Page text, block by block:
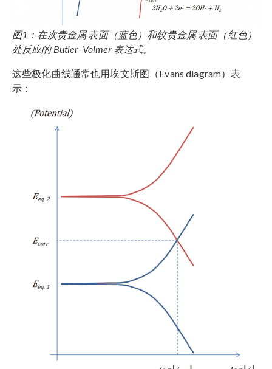
图1：在次贵金属 表面（蓝色）和较贵金属 表面（红色）
处反应的 Butler–Volmer 表达式。
这些极化曲线通常也用埃文斯图（Evans diagram）表
示：